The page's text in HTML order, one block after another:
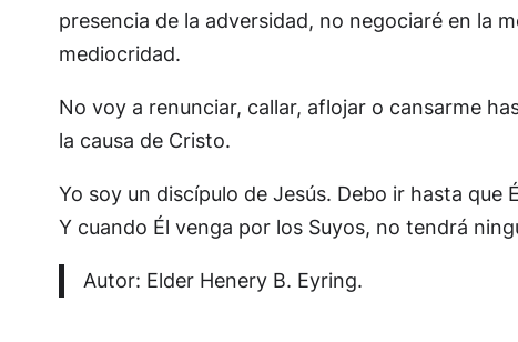
presencia de la adversidad, no negociaré en la
mediocridad.
No voy a renunciar, callar, aflojar o cansarme
la causa de Cristo.
Yo soy un discípulo de Jesús. Debo ir hasta
Y cuando Él venga por los Suyos, no tendrá
Autor: Elder Henery B. Eyring.